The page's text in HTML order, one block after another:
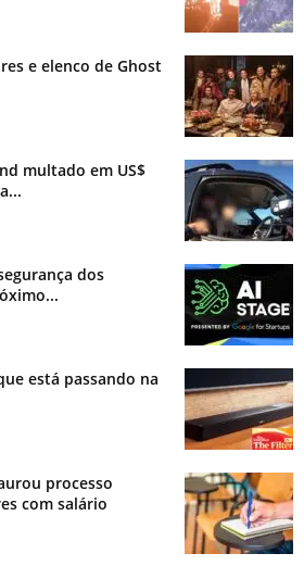
e elenco de Ghost
multado em US$
dos
está passando na
processo
com salário